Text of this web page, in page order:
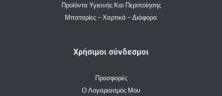
Προϊόντα Υγιεινής Και Περιποίησης
Μπαταρίες - Χαρτικά - Διάφορα
Χρήσιμοι σύνδεσμοι
Προσφορές
Ο Λογαριασμός Μου